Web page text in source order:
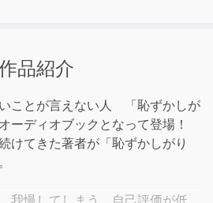
品紹介
ことが言えない人 「恥ずかしが
ーディオブックとなって登場！
けてきた著者が「恥ずかしがり
我慢してしまう。自己評価が低